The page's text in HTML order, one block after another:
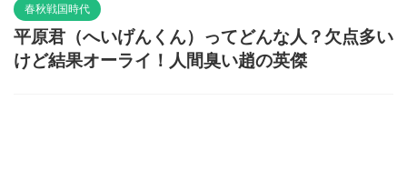
春秋戦国時代
平原君（へいげんくん）ってどんな人？欠点多い
けど結果オーライ！人間臭い趙の英傑